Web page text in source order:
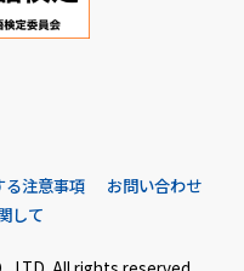
る注意事項
お問い合わせ
して